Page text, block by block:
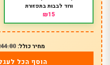
ורוד לבבות בתפזורת
₪15
מחיר כולל:
הוסף הכל לעגלה (3